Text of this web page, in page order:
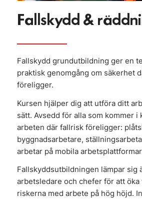
Fallskydd&
Fallskydd grundutbildning ger en
praktisk genomgång om säkerhet
föreligger.
Kursen hjälper dig att utföra ditt
sätt. Avsedd för alla som kommer i
arbeten där fallrisk föreligger:
byggnadsarbetare,
arbetar på mobila
Fallskyddsutbildningen lämpar sig
arbetsledare och chefer för att öka
riskerna med arbete på hög höjd.